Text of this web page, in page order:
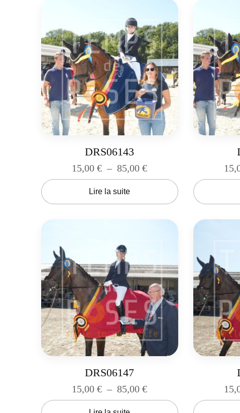
DRS06143
15,00€ – 85,00€
Lire la suite
DRS06147
15,00€ – 85,00€